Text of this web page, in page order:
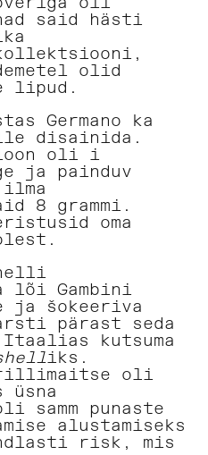
said hästi
olid
lipud.
Germano ka
disainida.
oli i
ja painduv
8 grammi.
oma
lõi Gambini
ja šokeeriva
pärast seda
kutsuma
iks.
oli
üsna
samm punaste
alustamiseks
risk, mis